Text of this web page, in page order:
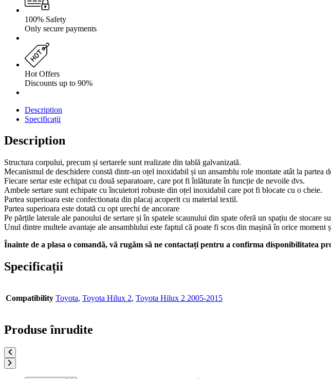
100% Safety
Only secure payments
Hot Offers
Discounts up to 90%
Description
Specificații
Description
Structura corpului, precum și sertarele sunt realizate din tablă galvanizată.
Mecanismul de deschidere constă dintr-un oțel inoxidabil și un ansamblu role montate atât la partea
Fiecare sertar este echipat cu două separatoare, care pot fi înlăturate în funcție de nevoile dvs.
Ambele sertare sunt echipate cu încuietori robuste din oțel inoxidabil care pot fi blocate cu o cheie.
Partea superioara este confectionata din placaj acoperit cu material textil.
Partea superioara este dotată cu opt urechi de ancorare
Pe părțile laterale ale panoului de sertare și în spatele scaunului din spate oferă un spațiu de stocare
Unul dintre multele avantaje ale ansamblului este faptul că poate fi scos din mașină în orice moment
Înainte de a plasa o comandă, vă rugăm să ne contactați pentru a confirma disponibilitatea
Specificații
Compatibility Toyota, Toyota Hilux 2, Toyota Hilux 2 2005-2015
Produse înrudite